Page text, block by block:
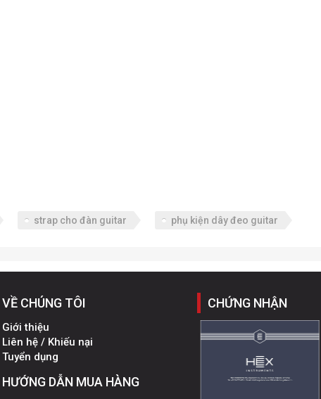
strap cho đàn guitar phụ kiện dây đeo guitar
VỀ CHÚNG TÔI
Giới thiệu
Liên hệ / Khiếu nại
Tuyển dụng
HƯỚNG DẪN MUA HÀNG
CHỨNG NHẬN